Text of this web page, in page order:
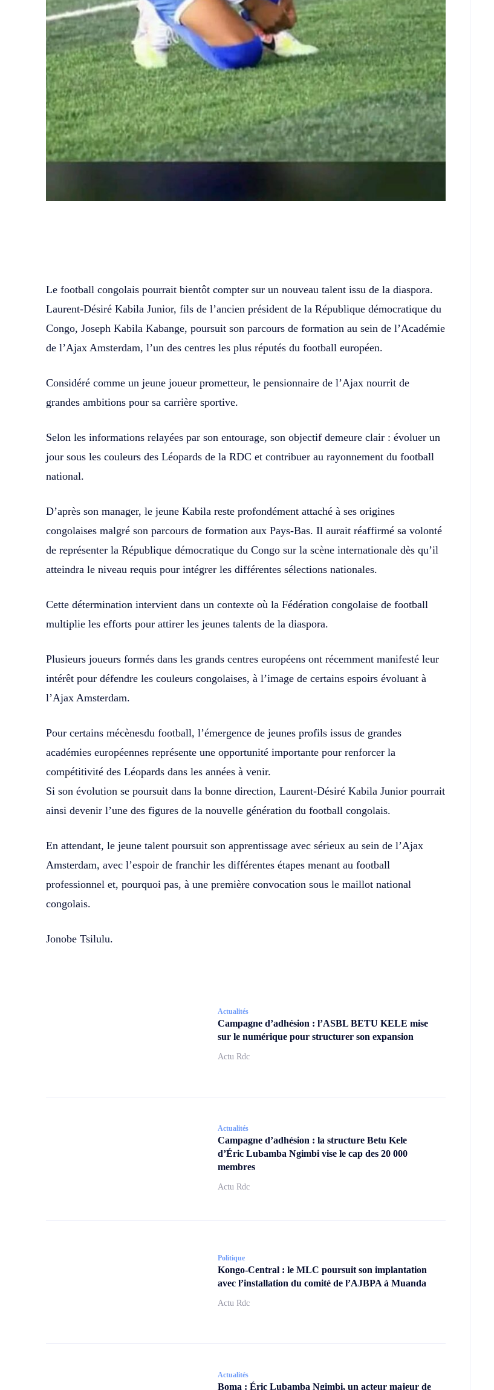
Le football congolais pourrait bientôt compter sur un nouveau talent issu de la diaspora.
Laurent-Désiré Kabila Junior, fils de l’ancien président de la République démocratique du
Congo, Joseph Kabila Kabange, poursuit son parcours de formation au sein de l’Académie
de l’Ajax Amsterdam, l’un des centres les plus réputés du football européen.
Considéré comme un jeune joueur prometteur, le pensionnaire de l’Ajax nourrit de
grandes ambitions pour sa carrière sportive.
Selon les informations relayées par son entourage, son objectif demeure clair : évoluer un
jour sous les couleurs des Léopards de la RDC et contribuer au rayonnement du football
national.
D’après son manager, le jeune Kabila reste profondément attaché à ses origines
congolaises malgré son parcours de formation aux Pays-Bas. Il aurait réaffirmé sa volonté
de représenter la République démocratique du Congo sur la scène internationale dès qu’il
atteindra le niveau requis pour intégrer les différentes sélections nationales.
Cette détermination intervient dans un contexte où la Fédération congolaise de football
multiplie les efforts pour attirer les jeunes talents de la diaspora.
Plusieurs joueurs formés dans les grands centres européens ont récemment manifesté leur
intérêt pour défendre les couleurs congolaises, à l’image de certains espoirs évoluant à
l’Ajax Amsterdam.
Pour certains mécènesdu football, l’émergence de jeunes profils issus de grandes
académies européennes représente une opportunité importante pour renforcer la
compétitivité des Léopards dans les années à venir.
Si son évolution se poursuit dans la bonne direction, Laurent-Désiré Kabila Junior pourrait
ainsi devenir l’une des figures de la nouvelle génération du football congolais.
En attendant, le jeune talent poursuit son apprentissage avec sérieux au sein de l’Ajax
Amsterdam, avec l’espoir de franchir les différentes étapes menant au football
professionnel et, pourquoi pas, à une première convocation sous le maillot national
congolais.
Jonobe Tsilulu.
Actualités
Campagne d’adhésion : l’ASBL BETU KELE mise
sur le numérique pour structurer son expansion
Actu Rdc
Actualités
Campagne d’adhésion : la structure Betu Kele
d’Éric Lubamba Ngimbi vise le cap des 20 000
membres
Actu Rdc
Politique
Kongo-Central : le MLC poursuit son implantation
avec l’installation du comité de l’AJBPA à Muanda
Actu Rdc
Actualités
Boma : Éric Lubamba Ngimbi, un acteur majeur de